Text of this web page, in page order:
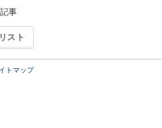
事
スト
トマップ